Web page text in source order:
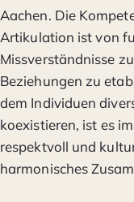
Aachen. Die
Artikulation ist von
Missverständnisse
Beziehungen zu
dem Individuen
koexistieren, ist es
respektvoll und
harmonisches